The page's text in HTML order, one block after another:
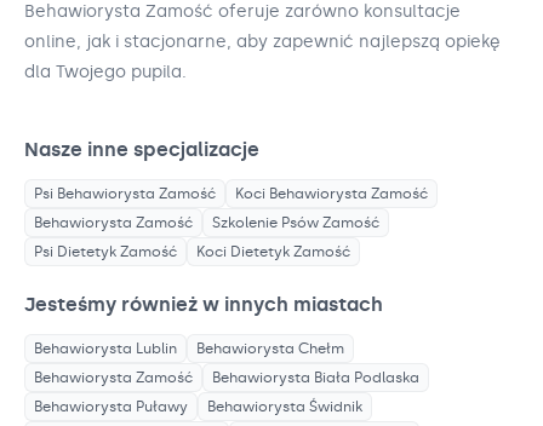
Behawiorysta Zamość oferuje zarówno konsultacje
online, jak i stacjonarne, aby zapewnić najlepszą opiekę
dla Twojego pupila.
Nasze inne specjalizacje
Psi Behawiorysta Zamość Koci Behawiorysta Zamość
Behawiorysta Zamość Szkolenie Psów Zamość
Psi Dietetyk Zamość Koci Dietetyk Zamość
Jesteśmy również w innych miastach
Behawiorysta Lublin Behawiorysta Chełm
Behawiorysta Zamość Behawiorysta Biała Podlaska
Behawiorysta Puławy Behawiorysta Świdnik